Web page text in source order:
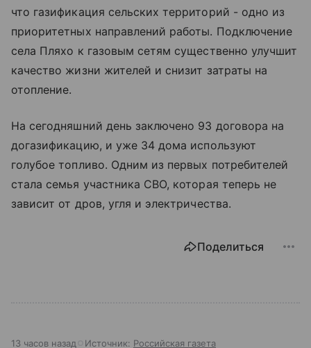
что газификация сельских территорий - одно из
приоритетных направлений работы. Подключение
села Пляхо к газовым сетям существенно улучшит
качество жизни жителей и снизит затраты на
отопление.
На сегодняшний день заключено 93 договора на
догазификацию, и уже 34 дома используют
голубое топливо. Одним из первых потребителей
стала семья участника СВО, которая теперь не
зависит от дров, угля и электричества.
Поделиться
13 часов назад Источник: Российская газета